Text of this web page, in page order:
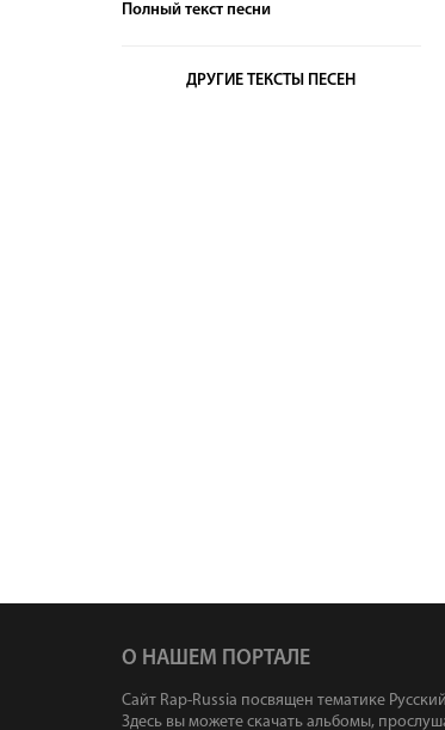
Полный текст песни
ДРУГИЕ ТЕКСТЫ ПЕСЕН
О НАШЕМ ПОРТАЛЕ
Сайт Rap-Russia посвящен тематике
Здесь вы можете скачать альбомы,